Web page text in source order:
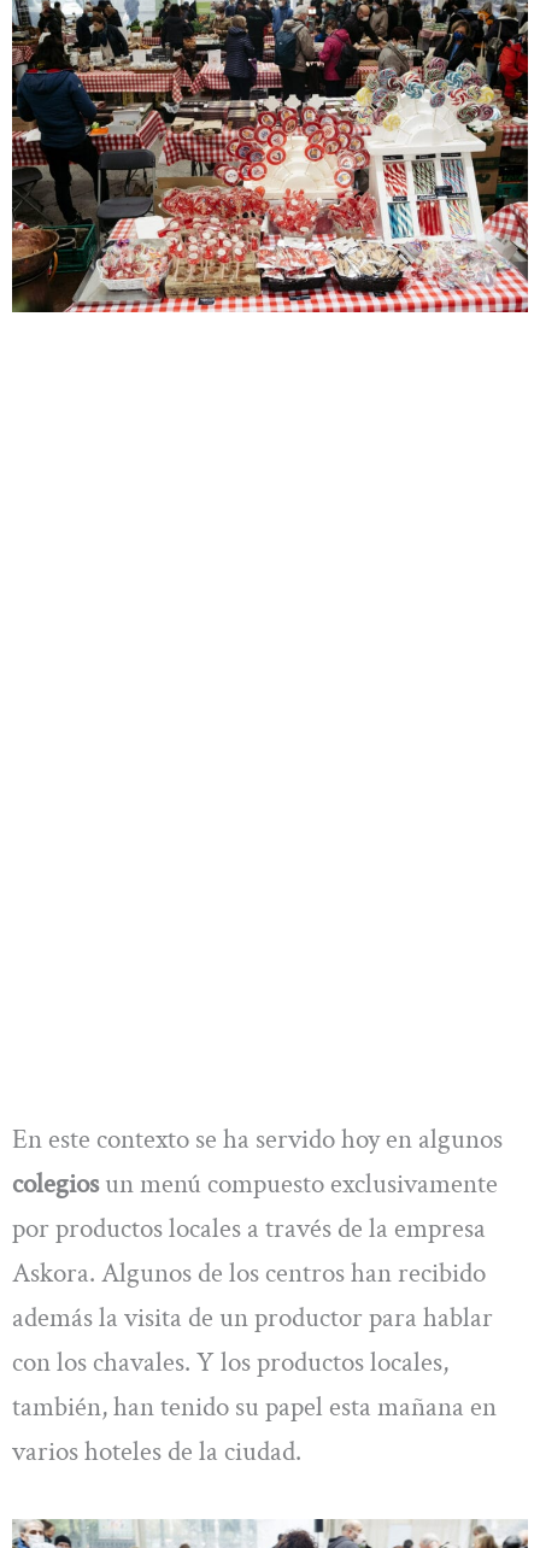
En este contexto se ha servido hoy en algunos
colegiosun menú compuesto exclusivamente
por productos locales a través de la empresa
Askora. Algunos de los centros han recibido
además la visita de un productor para hablar
con los chavales. Y los productos locales,
también, han tenido su papel esta mañana en
varios hoteles de la ciudad.